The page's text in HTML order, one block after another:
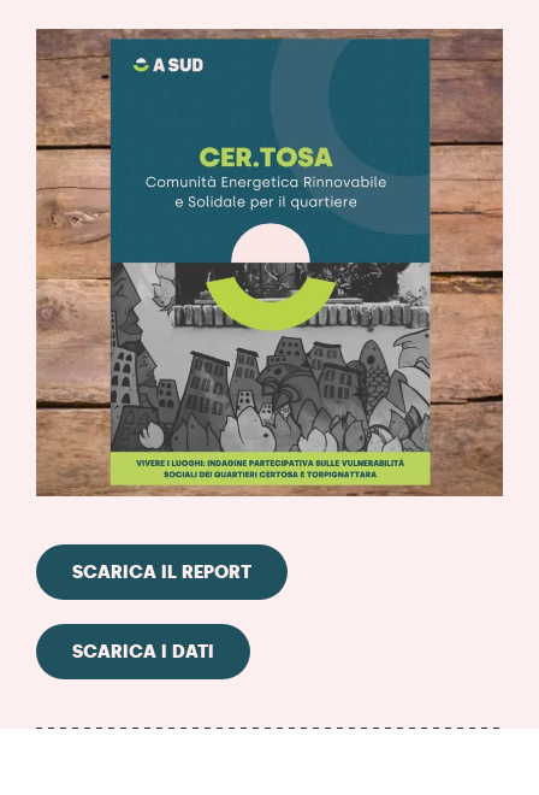
SCARICA IL REPORT
SCARICA I DATI